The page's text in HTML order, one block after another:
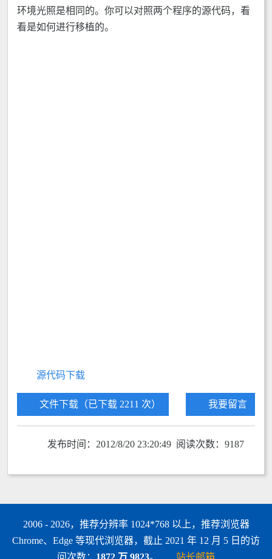
环境光照是相同的。你可以对照两个程序的源代码，看
看是如何进行移植的。
源代码下载
文件下载（已下载 2211 次） 我要留言
发布时间：2012/8/20 23:20:49 阅读次数：9187
2006 - 2026，推荐分辨率 1024*768 以上，推荐浏览器
Chrome、Edge 等现代浏览器，截止 2021 年 12 月 5 日的访
问次数： 1872 万 9823。 站长邮箱